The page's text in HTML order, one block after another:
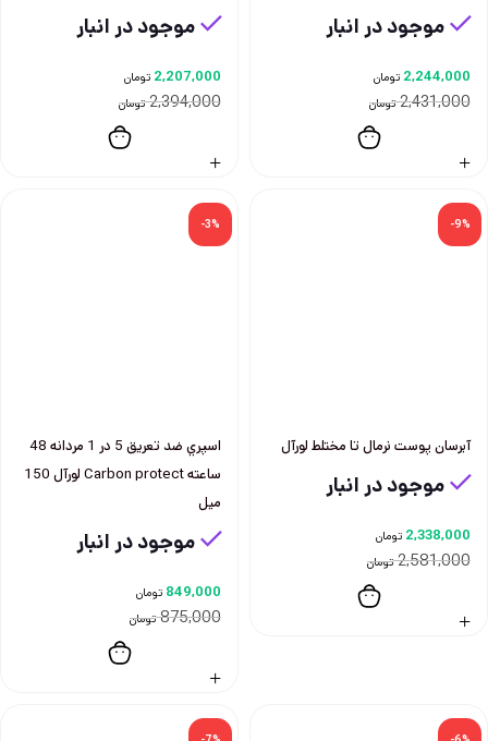
موجود در انبار
2,431,000 تومان
2,244,000 تومان
موجود در انبار
2,394,000 تومان
2,207,000 تومان
-9%
آبرسان پوست نرمال تا مختلط لورآل
موجود در انبار
2,581,000 تومان
2,338,000 تومان
-3%
اسپري ضد تعريق 5 در 1 مردانه 48
ساعته Carbon protect لورآل 150
ميل
موجود در انبار
875,000 تومان
849,000 تومان